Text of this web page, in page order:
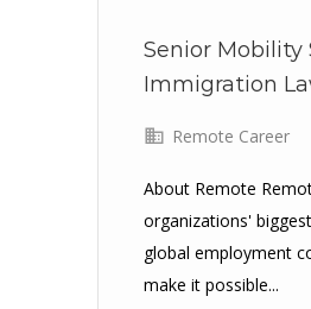
Senior Mobility
Immigration
Remote Career
About Remote
organizations'
global employment
make it possible...